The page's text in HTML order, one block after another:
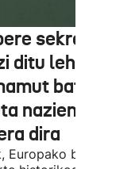
sekretuak
ditu
baten
nazien
dira
Europako bigarren